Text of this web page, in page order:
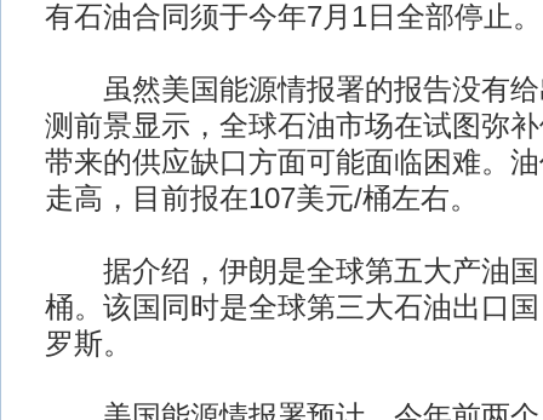
有石油合同须于今年7月1日全部停止。
虽然美国能源情报署的报告没有给
测前景显示，全球石油市场在试图弥
带来的供应缺口方面可能面临困难。
走高，目前报在107美元/桶左右。
据介绍，伊朗是全球第五大产油国
桶。该国同时是全球第三大石油出口
罗斯。